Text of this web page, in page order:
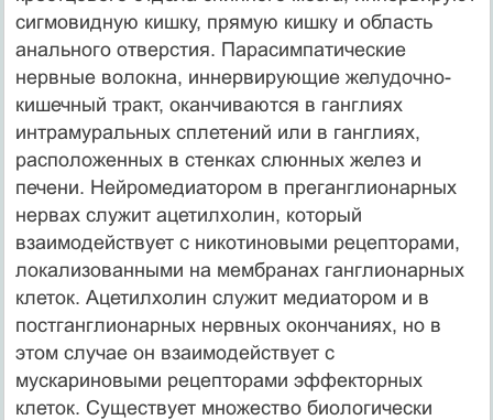
сигмовидную кишку, прямую кишку и область
анального отверстия. Парасимпатические
нервные волокна, иннервирующие желудочно-
кишечный тракт, оканчиваются в ганглиях
интрамуральных сплетений или в ганглиях,
расположенных в стенках слюнных желез и
печени. Нейромедиатором в преганглионарных
нервах служит ацетилхолин, который
взаимодействует с никотиновыми рецепторами,
локализованными на мембранах ганглионарных
клеток. Ацетилхолин служит медиатором и в
постганглионарных нервных окончаниях, но в
этом случае он взаимодействует с
мускариновыми рецепторами эффекторных
клеток. Существует множество биологически